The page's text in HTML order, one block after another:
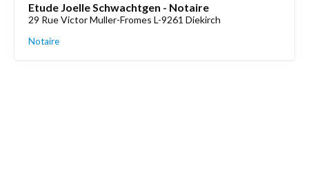
Etude Joelle Schwachtgen - Notaire
29 Rue Victor Muller-Fromes L-9261 Diekirch
Notaire